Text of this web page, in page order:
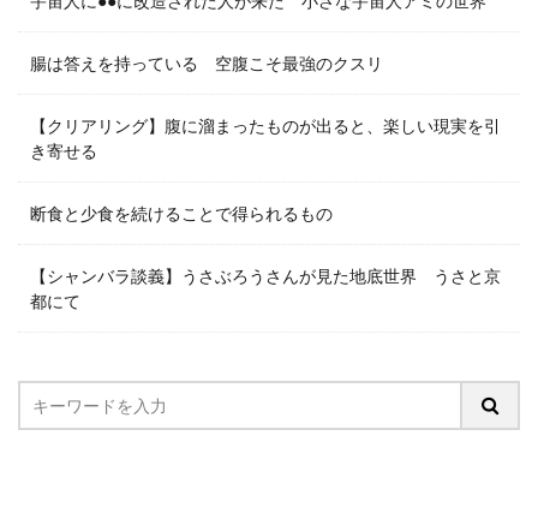
腸は答えを持っている 空腹こそ最強のクスリ
【クリアリング】腹に溜まったものが出ると、楽しい現実を引
き寄せる
断食と少食を続けることで得られるもの
【シャンバラ談義】うさぶろうさんが見た地底世界 うさと京
都にて